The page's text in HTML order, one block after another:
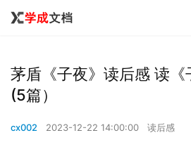
茅盾《子夜》读后感 读《
(5篇）
cx002 2023-12-22 14:00:00 读后感